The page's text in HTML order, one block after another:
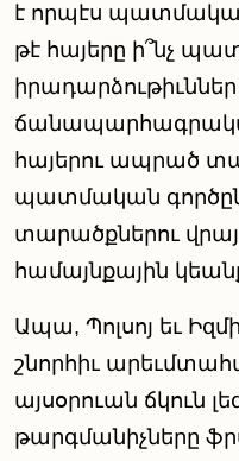
է որպէս
թէ հայերը ի՞նչ
հայերու ապրած
պատմական
տարածքներու
համայնքային
Ապա, Պոլսոյ եւ
շնորհիւ
այսօրուան ճկուն
թարգմանիչները